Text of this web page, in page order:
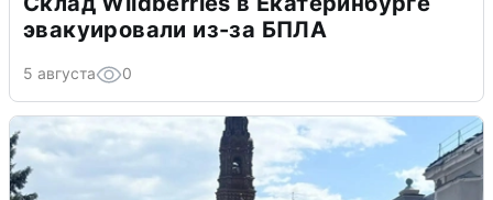
эвакуировали из-за БПЛА
5 августа 0